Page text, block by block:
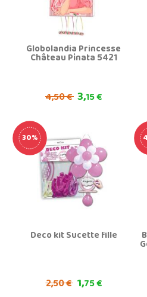
Globolandia Princesse
Château Pinata 5421
4,50 € 3,15 €
30%
Deco kit Sucette fille
2,50 € 1,75 €